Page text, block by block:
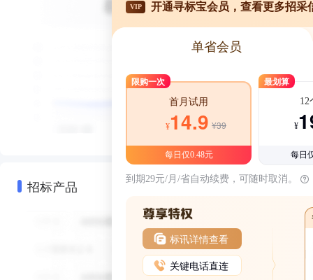
招标产品
VIP 开通寻标宝会员，查看更多招采
单省会员
限购一次
首月试用
¥14.9 ¥39
每日仅0.48元
最划算
12
¥
每日
到期29元/月/省自动续费，可随时取消。
标讯详情查看
关键电话直连